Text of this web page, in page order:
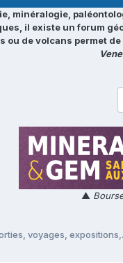
minéralogie,
il existe un forum
de volcans permet
▲
voyages,